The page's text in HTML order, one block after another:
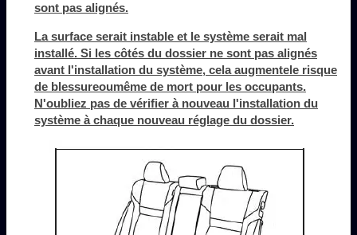
sont pas alignés.
La surface serait instable et le système serait mal
installé. Si les côtés du dossier ne sont pas alignés
avant l'installation du système, cela augmentele risque
de blessureoumême de mort pour les occupants.
N'oubliez pas de vérifier à nouveau l'installation du
système à chaque nouveau réglage du dossier.